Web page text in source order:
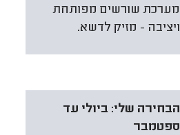
מערכת שורשים מפותחת
ויציבה - מזיק לדשא.
הבחירה שלי: ביולי עד
ספטמבר